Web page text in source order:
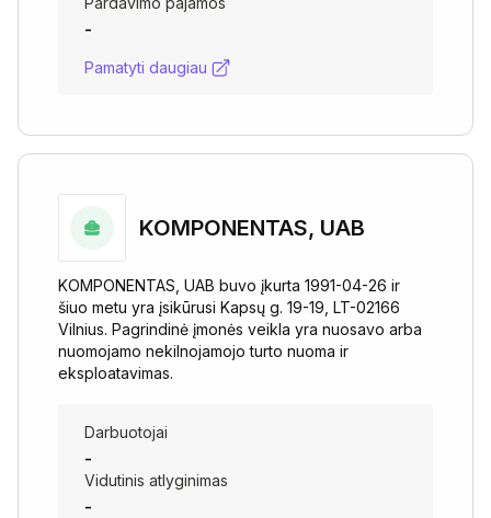
-
Pamatyti daugiau
KOMPONENTAS, UAB
KOMPONENTAS, UAB buvo įkurta 1991-04-26 ir
šiuo metu yra įsikūrusi Kapsų g. 19-19, LT-02166
Vilnius. Pagrindinė įmonės veikla yra nuosavo arba
nuomojamo nekilnojamojo turto nuoma ir
eksploatavimas.
Darbuotojai
-
Vidutinis atlyginimas
-